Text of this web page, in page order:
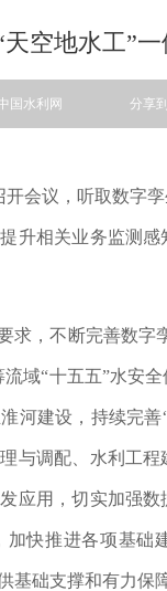
空地水工”
国水利网 分享
议，听取数字孪
升相关业务监测
，不断完善数字
域“十五五”水安
河建设，持续完
与调配、水利工
应用，切实加强
快推进各项基础
基础支撑和有力保